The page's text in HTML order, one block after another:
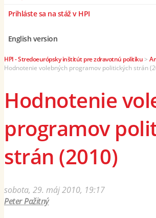
Prihláste sa na stáž v HPI
English version
HPI - Stredoeurópsky inštitút pre zdravotnú politiku>
Hodnotenie volebných programov politických strán
Hodnotenie
programov
strán (2010)
sobota, 29. máj 2010, 19:17
Peter Pažitný